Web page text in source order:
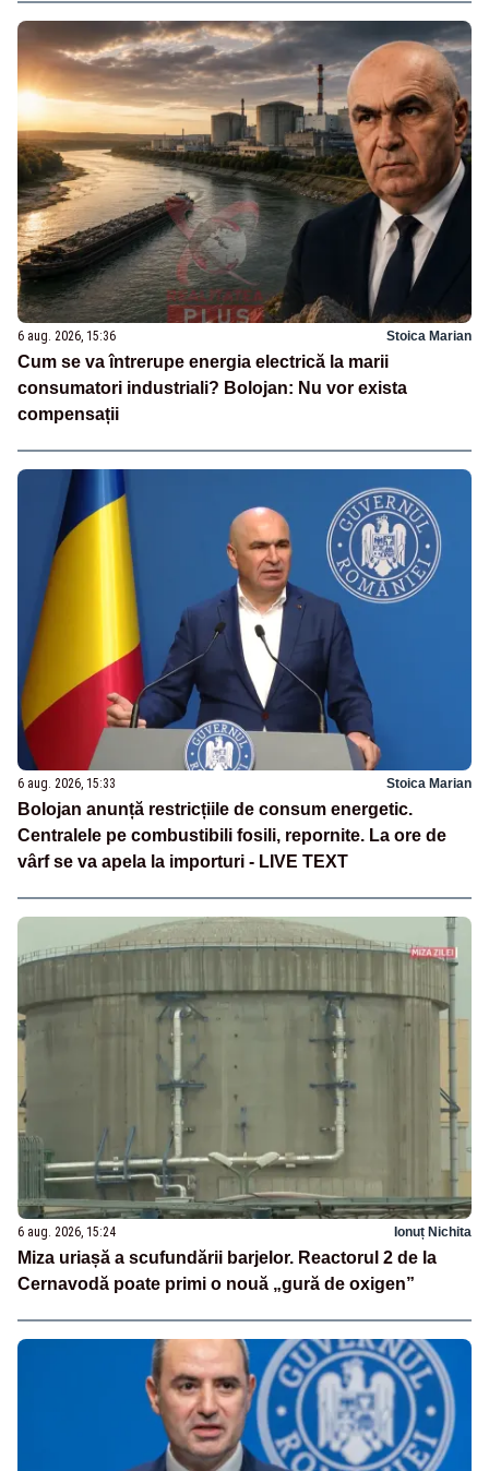
6 aug. 2026, 15:36 Stoica Marian
Cum se va întrerupe energia electrică la marii
consumatori industriali? Bolojan: Nu vor exista
compensații
6 aug. 2026, 15:33 Stoica Marian
Bolojan anunță restricțiile de consum energetic.
Centralele pe combustibili fosili, repornite. La ore de
vârf se va apela la importuri - LIVE TEXT
6 aug. 2026, 15:24 Ionuț Nichita
Miza uriașă a scufundării barjelor. Reactorul 2 de la
Cernavodă poate primi o nouă „gură de oxigen”